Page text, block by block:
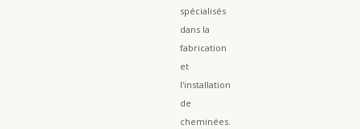
spécialisés
dans la
fabrication
et
l'installation
de
cheminées.